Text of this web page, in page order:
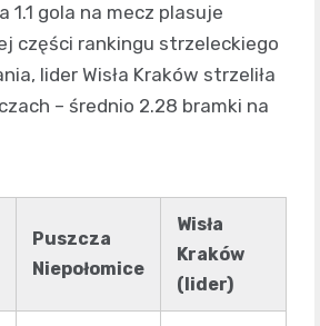
1.1 gola na mecz plasuje
części rankingu strzeleckiego
lider Wisła Kraków strzeliła
– średnio 2.28 bramki na
Puszcza
Niepołomice
Wisła
Kraków
(lider)